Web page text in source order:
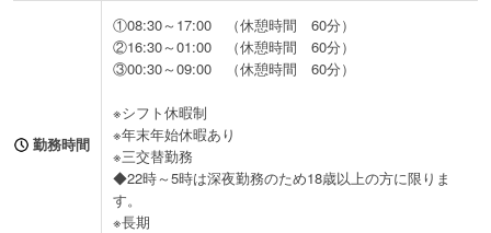
勤務時間
①08:30～17:00 （休憩時間 60分）
②16:30～01:00 （休憩時間 60分）
③00:30～09:00 （休憩時間 60分）
※シフト休暇制
※年末年始休暇あり
※三交替勤務
◆22時～5時は深夜勤務のため18歳以上の方に限りま
す。
※長期